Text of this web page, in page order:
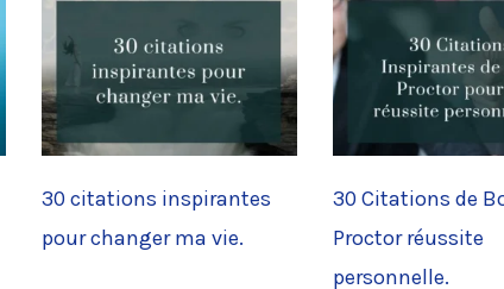
30 citations inspirantes
pour changer ma vie.
30 Citations de
Proctor réussite
personnelle.